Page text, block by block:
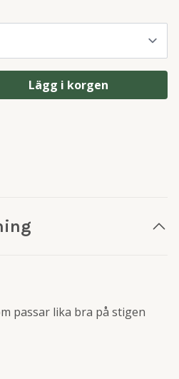
Lägg i korgen
passar lika bra på stigen